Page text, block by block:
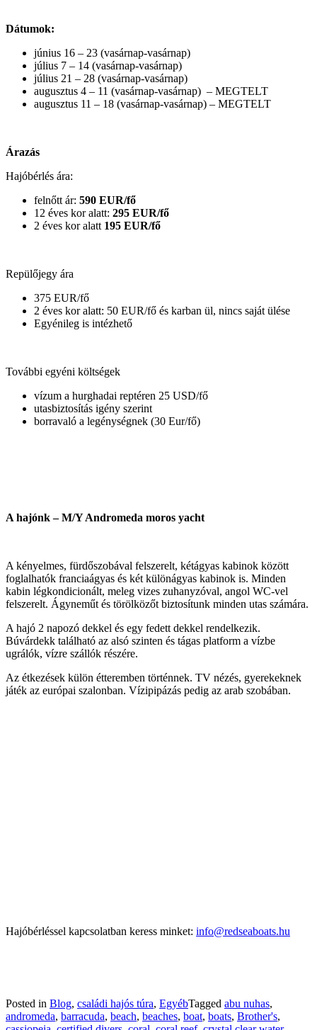
Dátumok:
június 16 – 23 (vasárnap-vasárnap)
július 7 – 14 (vasárnap-vasárnap)
július 21 – 28 (vasárnap-vasárnap)
augusztus 4 – 11 (vasárnap-vasárnap) – MEGTELT
augusztus 11 – 18 (vasárnap-vasárnap) – MEGTELT
Árazás
Hajóbérlés ára:
felnőtt ár: 590 EUR/fő
12 éves kor alatt: 295 EUR/fő
2 éves kor alatt 195 EUR/fő
Repülőjegy ára
375 EUR/fő
2 éves kor alatt: 50 EUR/fő és karban ül, nincs saját ülése
Egyénileg is intézhető
További egyéni költségek
vízum a hurghadai reptéren 25 USD/fő
utasbiztosítás igény szerint
borravaló a legénységnek (30 Eur/fő)
A hajónk – M/Y Andromeda moros yacht
A kényelmes, fürdőszobával felszerelt, kétágyas kabinok között
foglalhatók franciaágyas és két különágyas kabinok is. Minden
kabin légkondicionált, meleg vizes zuhanyzóval, angol WC-vel
felszerelt. Ágyneműt és törölközőt biztosítunk minden utas számára.
A hajó 2 napozó dekkel és egy fedett dekkel rendelkezik.
Búvárdekk található az alsó szinten és tágas platform a vízbe
ugrálók, vízre szállók részére.
Az étkezések külön étteremben történnek. TV nézés, gyerekeknek
játék az európai szalonban. Vízipipázás pedig az arab szobában.
Hajóbérléssel kapcsolatban keress minket: info@redseaboats.hu
Posted in Blog, családi hajós túra, EgyébTagged abu nuhas,
andromeda, barracuda, beach, beaches, boat, boats, Brother's,